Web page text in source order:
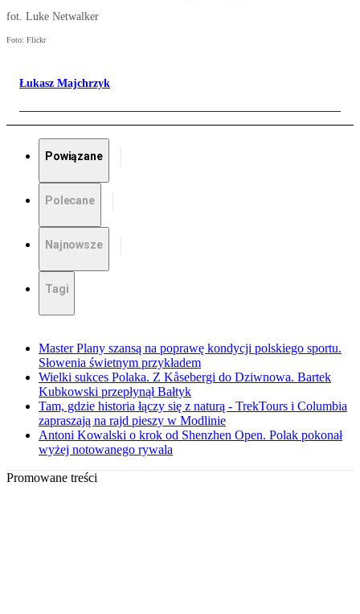
fot. Luke Netwalker
Foto: Flickr
Łukasz Majchrzyk
Powiązane
Polecane
Najnowsze
Tagi
Master Plany szansą na poprawę kondycji polskiego sportu.
Słowenia świetnym przykładem
Wielki sukces Polaka. Z Kåsebergi do Dziwnowa. Bartek
Kubkowski przepłynął Bałtyk
Tam, gdzie historia łączy się z naturą - TrekTours i Columbia
zapraszają na rajd pieszy w Modlinie
Antoni Kowalski o krok od Shenzhen Open. Polak pokonał
wyżej notowanego rywala
Promowane treści